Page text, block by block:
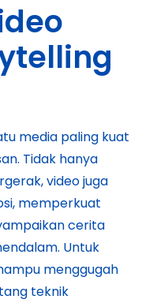
media paling kuat
Tidak hanya
video juga
memperkuat
cerita
Untuk
menggugah
teknik